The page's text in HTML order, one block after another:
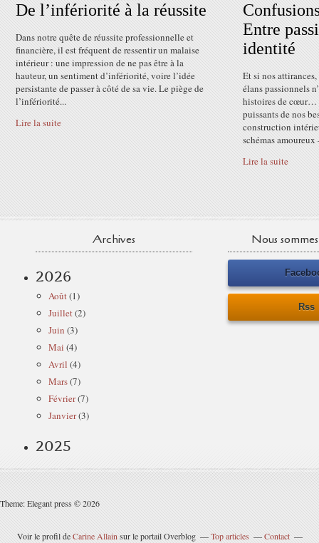
De l’infériorité à la réussite
Dans notre quête de réussite professionnelle et
financière, il est fréquent de ressentir un malaise
intérieur : une impression de ne pas être à la
hauteur, un sentiment d’infériorité, voire l’idée
persistante de passer à côté de sa vie. Le piège de
l’infériorité...
Lire la suite
Entre
identité
Et si nos attirances,
élans passionnels
histoires de cœur…
puissants de nos
construction
schémas amoureux
Lire la suite
Archives
2026
Août(1)
Juillet(2)
Juin (3)
Mai (4)
Avril (4)
Mars(7)
Février(7)
Janvier(3)
2025
Nous
Rss
Theme: Elegant press © 2026
Voir le profil deCarine Allainsur le portail Overblog Top articles
Contact